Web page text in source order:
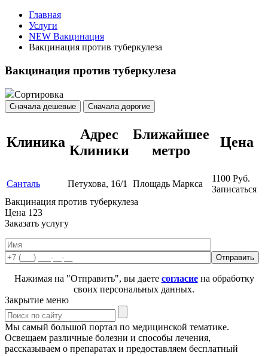
Главная
Услуги
NEW Вакцинация
Вакцинация против туберкулеза
Вакцинация против туберкулеза
Сортировка
Сначала дешевые Сначала дорогие
Клиника
Адрес
Клиники
Ближайшее
метро
Цена
Санталь Петухова, 16/1 Площадь Маркса
1100 Руб.
Записаться
Вакцинация против туберкулеза
Цена 123
Заказать услугу
Нажимая на "Отправить", вы даете согласиена обработку
своих персональных данных.
Закрытие меню
Мы самый большой портал по медицинской тематике.
Освещаем различные болезни и способы лечения,
рассказываем о препаратах и предоставляем бесплатный